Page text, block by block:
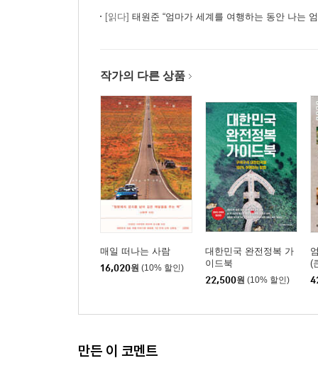
[읽다] 태원준 “엄마가 세계를 여행하는 동안 나는
작가의 다른 상품
매일 떠나는 사람
16,020원 (10% 할인)
대한민국 완전정복 가
이드북
22,500원 (10% 할인)
(
만든 이 코멘트